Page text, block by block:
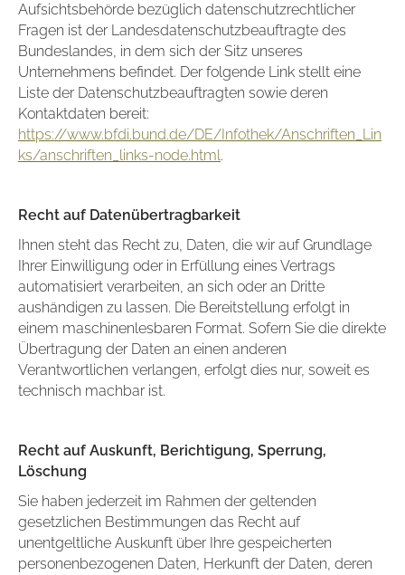
Aufsichtsbehörde bezüglich datenschutzrechtlicher
Fragen ist der Landesdatenschutzbeauftragte des
Bundeslandes, in dem sich der Sitz unseres
Unternehmens befindet. Der folgende Link stellt eine
Liste der Datenschutzbeauftragten sowie deren
Kontaktdaten bereit:
https://www.bfdi.bund.de/DE/Infothek/Anschriften_Lin
ks/anschriften_links-node.html.
Recht auf Datenübertragbarkeit
Ihnen steht das Recht zu, Daten, die wir auf Grundlage
Ihrer Einwilligung oder in Erfüllung eines Vertrags
automatisiert verarbeiten, an sich oder an Dritte
aushändigen zu lassen. Die Bereitstellung erfolgt in
einem maschinenlesbaren Format. Sofern Sie die direkte
Übertragung der Daten an einen anderen
Verantwortlichen verlangen, erfolgt dies nur, soweit es
technisch machbar ist.
Recht auf Auskunft, Berichtigung, Sperrung,
Löschung
Sie haben jederzeit im Rahmen der geltenden
gesetzlichen Bestimmungen das Recht auf
unentgeltliche Auskunft über Ihre gespeicherten
personenbezogenen Daten, Herkunft der Daten, deren